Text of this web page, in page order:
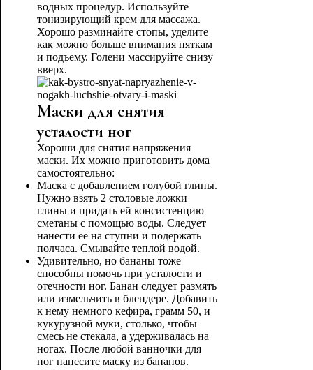
водных процедур. Используйте
тонизирующий крем для массажа.
Хорошо разминайте стопы, уделите
как можно больше внимания пяткам
и подъему. Голени массируйте снизу
вверх.
Маски для снятия
усталости ног
Хороши для снятия напряжения
маски. Их можно приготовить дома
самостоятельно:
Маска с добавлением голубой глины.
Нужно взять 2 столовые ложки
глины и придать ей консистенцию
сметаны с помощью воды. Следует
нанести ее на ступни и подержать
полчаса. Смывайте теплой водой.
Удивительно, но бананы тоже
способны помочь при усталости и
отечности ног. Банан следует размять
или измельчить в блендере. Добавить
к нему немного кефира, грамм 50, и
кукурузной муки, столько, чтобы
смесь не стекала, а удерживалась на
ногах. После любой ванночки для
ног нанесите маску из бананов.